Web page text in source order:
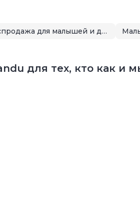
Летняя распродажа для малышей и детей
для тех, кто как и